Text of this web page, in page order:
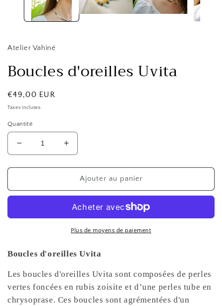
Atelier Vahiné
Boucles d'oreilles Uvita
Prix
habituel
€49,00 EUR
Taxes incluses.
Quantité
Réduire
la
quantité
Boucles
Augmenter
la
quantité
Boucles
Uvita
Ajouter au panier
Plus de moyens de paiement
Boucles d'oreilles Uvita
Les boucles d'oreilles Uvita sont composées de perles
vertes foncées en rubis zoisite et d’une perles tube en
chrysoprase. Ces boucles sont agrémentées d'un